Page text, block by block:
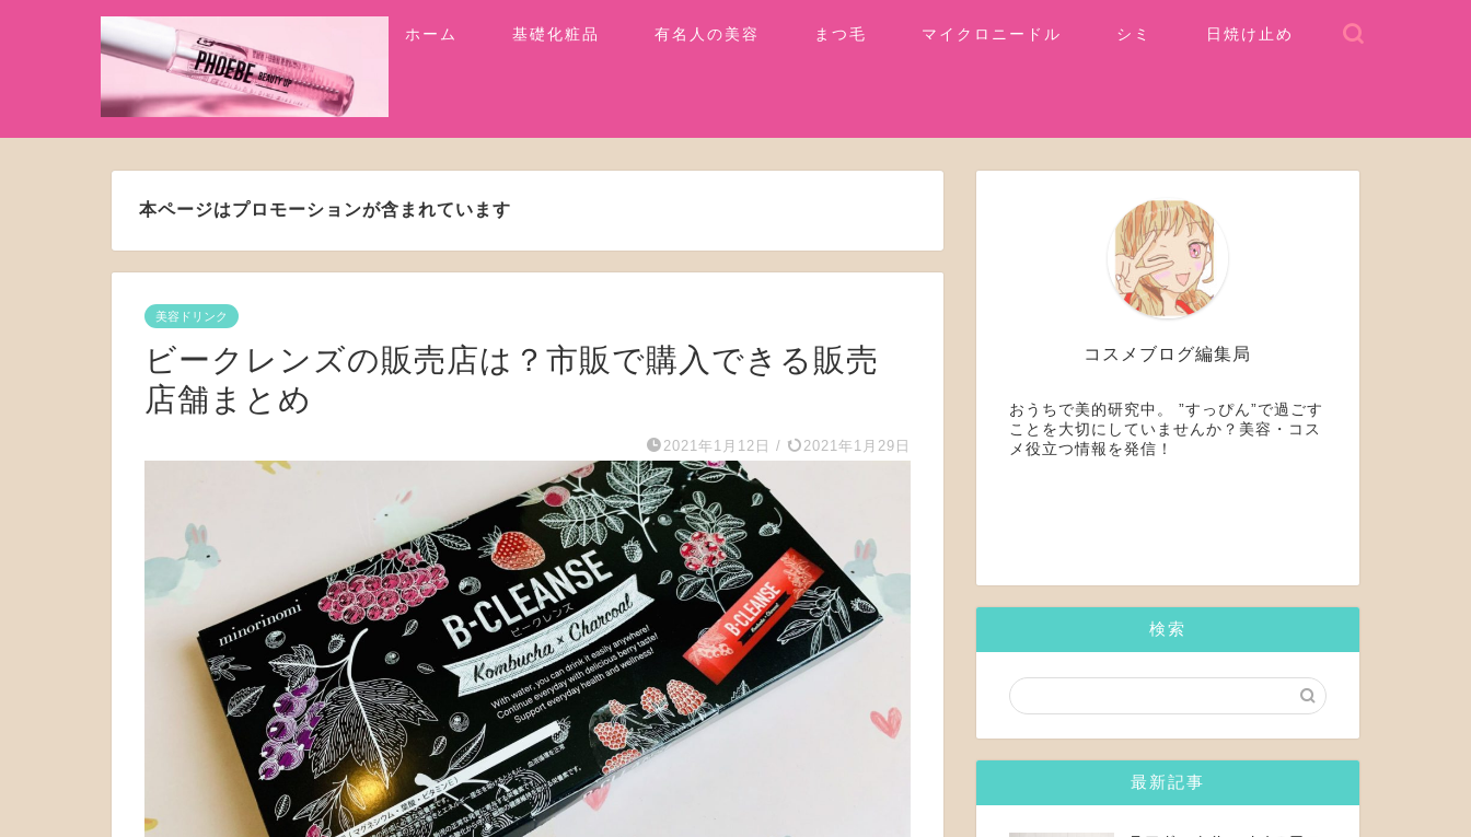
ホーム 基礎化粧品 有名人の美容 まつ毛 マイクロニードル シミ 日焼け止め
本ページはプロモーションが含まれています
美容ドリンク
ビークレンズの販売店は？市販で購入できる販売
店舗まとめ
2021年1月12日 / 2021年1月29日
コスメブログ編集局
おうちで美的研究中。 ”すっぴん”で過ごす
ことを大切にしていませんか？美容・コス
メ役立つ情報を発信！
検索
最新記事